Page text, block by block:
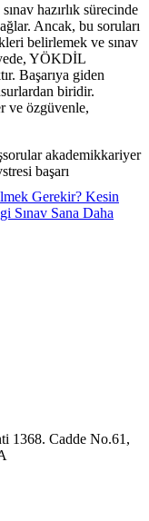
hazırlık sürecinde
Ancak, bu soruları
belirlemek ve sınav
YÖKDİL
Başarıya giden
biridir.
ve özgüvenle,
akademikkariyer
başarı
Gerekir? Kesin
Sınav Sana Daha
1368. Cadde No.61,